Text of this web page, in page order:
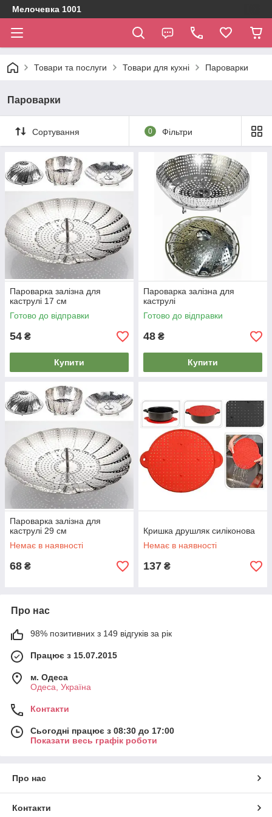
Мелочевка 1001
Товари та послуги Товари для кухні Пароварки
Пароварки
Сортування 0 Фільтри
Пароварка залізна для
каструлі 17 см
Готово до відправки
54 ₴
Купити
Пароварка залізна для
каструлі
Готово до відправки
48 ₴
Купити
Пароварка залізна для
каструлі 29 см
Немає в наявності
68 ₴
Кришка друшляк силіконова
Немає в наявності
137 ₴
Про нас
98% позитивних з 149 відгуків за рік
Працює з 15.07.2015
м. Одеса
Одеса, Україна
Контакти
Сьогодні працює з 08:30 до 17:00
Показати весь графік роботи
Про нас
Контакти